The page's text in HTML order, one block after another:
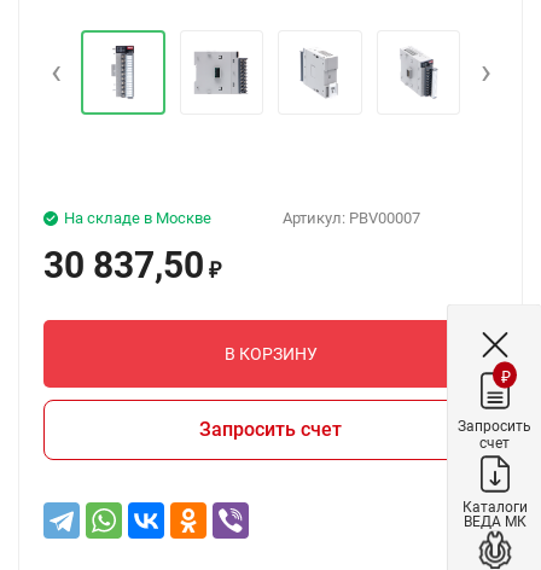
‹ ›
Артикул: PBV00007
На складе в Москве
30 837,50 ₽
В КОРЗИНУ
Запросить счет
₽
Запросить
счет
Каталоги
ВЕДА МК